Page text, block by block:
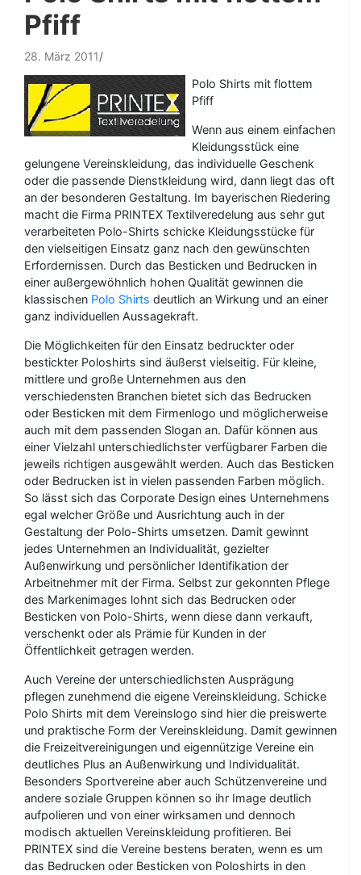
Pfiff
28. März 2011
Polo Shirts mit flottem
Pfiff
Wenn aus einem einfachen
Kleidungsstück eine
gelungene Vereinskleidung, das individuelle Geschenk
oder die passende Dienstkleidung wird, dann liegt das oft
an der besonderen Gestaltung. Im bayerischen Riedering
macht die Firma PRINTEX Textilveredelung aus sehr gut
verarbeiteten Polo-Shirts schicke Kleidungsstücke für
den vielseitigen Einsatz ganz nach den gewünschten
Erfordernissen. Durch das Besticken und Bedrucken in
einer außergewöhnlich hohen Qualität gewinnen die
klassischen Polo Shirts deutlich an Wirkung und an einer
ganz individuellen Aussagekraft.
Die Möglichkeiten für den Einsatz bedruckter oder
bestickter Poloshirts sind äußerst vielseitig. Für kleine,
mittlere und große Unternehmen aus den
verschiedensten Branchen bietet sich das Bedrucken
oder Besticken mit dem Firmenlogo und möglicherweise
auch mit dem passenden Slogan an. Dafür können aus
einer Vielzahl unterschiedlichster verfügbarer Farben die
jeweils richtigen ausgewählt werden. Auch das Besticken
oder Bedrucken ist in vielen passenden Farben möglich.
So lässt sich das Corporate Design eines Unternehmens
egal welcher Größe und Ausrichtung auch in der
Gestaltung der Polo-Shirts umsetzen. Damit gewinnt
jedes Unternehmen an Individualität, gezielter
Außenwirkung und persönlicher Identifikation der
Arbeitnehmer mit der Firma. Selbst zur gekonnten Pflege
des Markenimages lohnt sich das Bedrucken oder
Besticken von Polo-Shirts, wenn diese dann verkauft,
verschenkt oder als Prämie für Kunden in der
Öffentlichkeit getragen werden.
Auch Vereine der unterschiedlichsten Ausprägung
pflegen zunehmend die eigene Vereinskleidung. Schicke
Polo Shirts mit dem Vereinslogo sind hier die preiswerte
und praktische Form der Vereinskleidung. Damit gewinnen
die Freizeitvereinigungen und eigennützige Vereine ein
deutliches Plus an Außenwirkung und Individualität.
Besonders Sportvereine aber auch Schützenvereine und
andere soziale Gruppen können so ihr Image deutlich
aufpolieren und von einer wirksamen und dennoch
modisch aktuellen Vereinskleidung profitieren. Bei
PRINTEX sind die Vereine bestens beraten, wenn es um
das Bedrucken oder Besticken von Poloshirts in den